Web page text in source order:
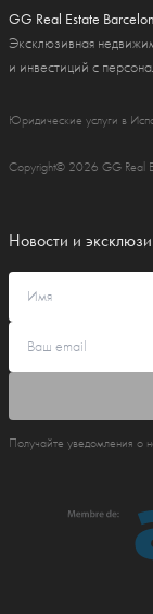
GG Real Estate
Эксклюзивная
и инвестиций с
Юридические услуги в
Copyright© 2026 GG Real
Новости и
Получайте уведомления о